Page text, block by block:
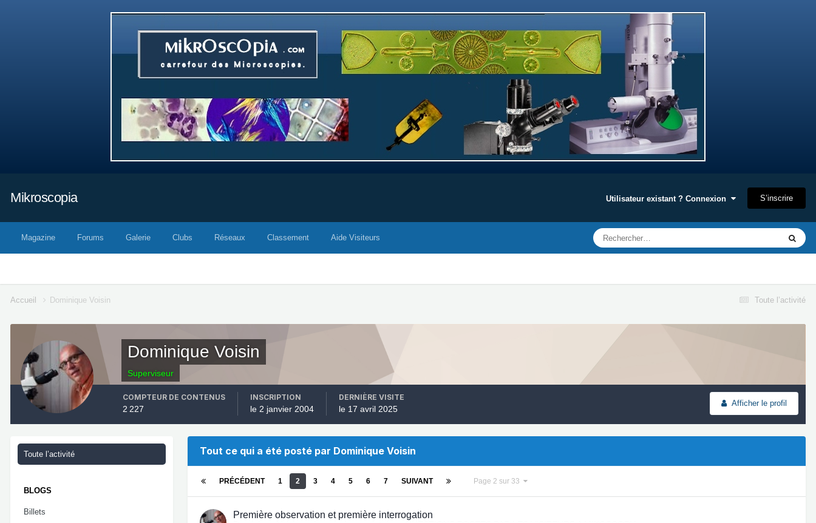
Mikroscopia Utilisateur existant ? Connexion S’inscrire
Magazine Forums Galerie Clubs Réseaux Classement Aide Visiteurs
Toute l’activité
Accueil Dominique Voisin
Dominique Voisin
Superviseur
Afficher le profil
COMPTEUR DE CONTENUS
2 227
INSCRIPTION
le 2 janvier 2004
DERNIÈRE VISITE
le 17 avril 2025
Toute l’activité
BLOGS
Billets
Tout ce qui a été posté par Dominique Voisin
PRÉCÉDENT 1 2 3 4 5 6 7 SUIVANT Page 2 sur 33
Première observation et première interrogation